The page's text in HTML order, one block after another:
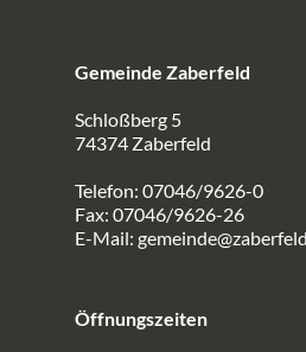
Gemeinde Zaberfeld
Schloßberg 5
74374 Zaberfeld
Telefon: 07046/9626-0
Fax: 07046/9626-26
E-Mail:
Öffnungszeiten